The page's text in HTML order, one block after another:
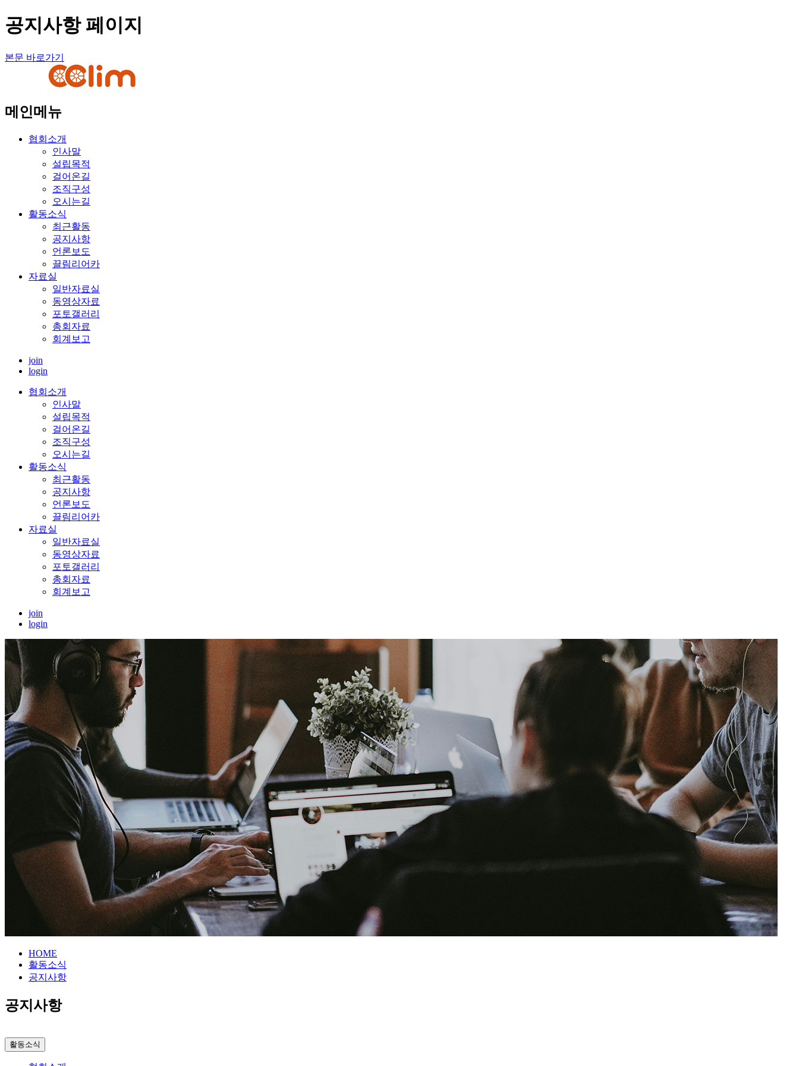
공지사항 페이지
본문 바로가기
메인메뉴
협회소개
인사말
설립목적
걸어온길
조직구성
오시는길
활동소식
최근활동
공지사항
언론보도
끌림리어카
자료실
일반자료실
동영상자료
포토갤러리
총회자료
회계보고
join
login
협회소개
인사말
설립목적
걸어온길
조직구성
오시는길
활동소식
최근활동
공지사항
언론보도
끌림리어카
자료실
일반자료실
동영상자료
포토갤러리
총회자료
회계보고
join
login
HOME
활동소식
공지사항
공지사항
활동소식